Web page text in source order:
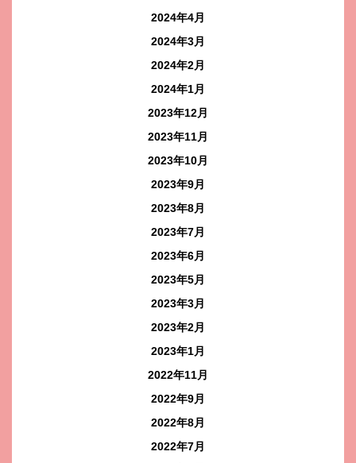
2024年4月
2024年3月
2024年2月
2024年1月
2023年12月
2023年11月
2023年10月
2023年9月
2023年8月
2023年7月
2023年6月
2023年5月
2023年3月
2023年2月
2023年1月
2022年11月
2022年9月
2022年8月
2022年7月